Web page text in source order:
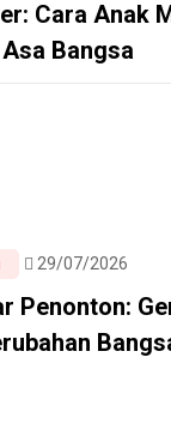
Cara Anak
Bangsa
29/07/2026
Penonton: